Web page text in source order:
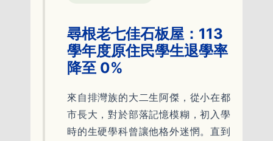
尋根老七佳石板屋：113
學年度原住民學生退學率
降至 0%
來自排灣族的大二生阿傑，從小在都
市長大，對於部落記憶模糊，初入學
時的生硬學科曾讓他格外迷惘。直到